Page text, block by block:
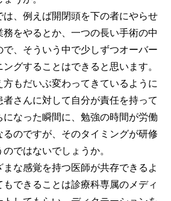
、例えば開閉頭を下の者にやらせ
をやるとか、一つの長い手術の中
、そういう中で少しずつオーバー
グすることはできると思います。
もだいぶ変わってきているように
さんに対して自分が責任を持って
なった瞬間に、勉強の時間が労働
るのですが、そのタイミングが研修
ではないでしょうか。
な感覚を持つ医師が共存できるよ
もできることは診療科専属のメディ